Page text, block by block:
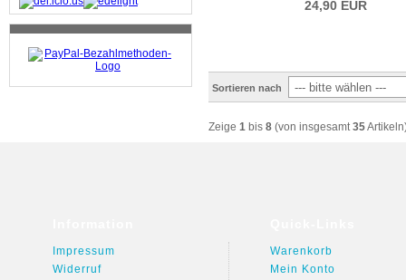
24,90 EUR
Sortieren nach
Zeige 1 bis 8 (von insgesamt35
Impressum
Widerruf
Warenkorb
Mein Konto